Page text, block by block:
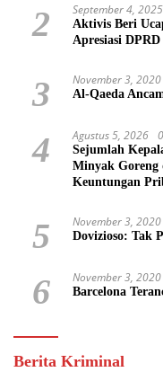
2 September 4, 2025
Aktivis Beri
Apresiasi
3 November 3, 2020
Al-Qaeda
4 Agustus 5, 2026
Sejumlah
Minyak Goreng
Keuntungan
5 November 3, 2020
Dovizioso: Tak
6 November 3, 2020
Barcelona
Berita Kriminal